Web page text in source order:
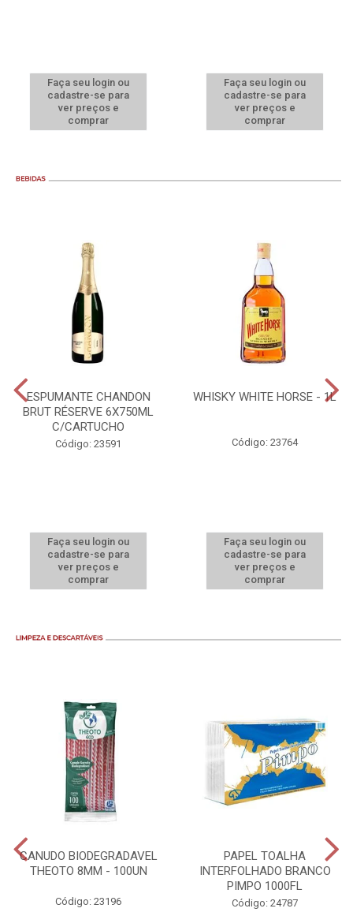
Faça seu login ou
cadastre-se para
ver preços e
comprar
Faça seu login ou
cadastre-se para
ver preços e
comprar
ESPUMANTE CHANDON
BRUT RÉSERVE 6X750ML
C/CARTUCHO
Código: 23591
Faça seu login ou
cadastre-se para
ver preços e
comprar
WHISKY WHITE HORSE - 1L
Código: 23764
Faça seu login ou
cadastre-se para
ver preços e
comprar
CANUDO BIODEGRADAVEL
THEOTO 8MM - 100UN
Código: 23196
PAPEL TOALHA
INTERFOLHADO BRANCO
PIMPO 1000FL
Código: 24787